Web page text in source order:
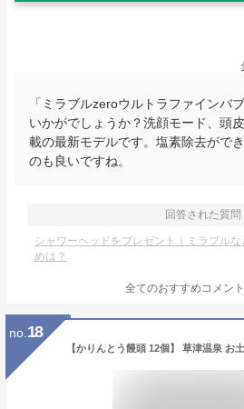
「ミラブルzeroウルトラファインバ
いかがでしょうか？洗顔モード、頭
載の最新モデルです。塩素除去がで
のも良いですね。
回答された質問
シャワーヘッドをプレゼント｜ミラブル
めは？
全てのおすすめコメント
no. 18